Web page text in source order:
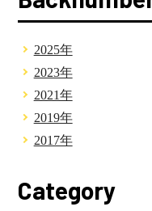
2025年
2023年
2021年
2019年
2017年
Category